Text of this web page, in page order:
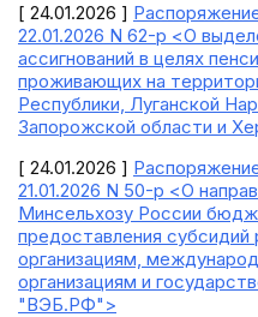
[ 24.01.2026 ]
22.01.2026 N 62-р <О
ассигнований в целях
проживающих на
Республики, Луганской
Запорожской области и
[ 24.01.2026 ]
21.01.2026 N 50-р <О
Минсельхозу России
предоставления
организациям,
организациям и
"ВЭБ.РФ">